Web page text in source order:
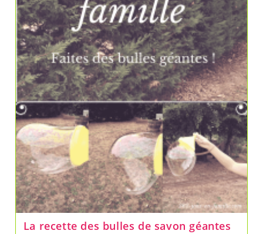
La recette des bulles de savon géantes